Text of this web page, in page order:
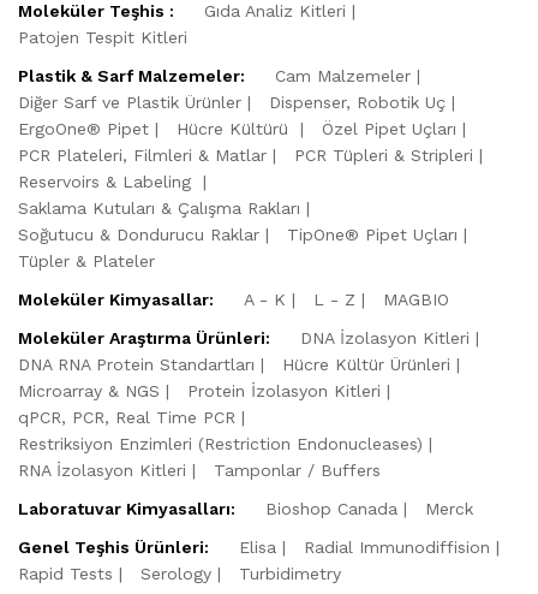
Moleküler Teşhis :
Gıda Analiz Kitleri
Patojen Tespit Kitleri
Plastik & Sarf Malzemeler:
Cam Malzemeler
Diğer Sarf ve Plastik Ürünler
Dispenser, Robotik Uç
ErgoOne® Pipet
Hücre Kültürü
Özel Pipet Uçları
PCR Plateleri, Filmleri & Matlar
PCR Tüpleri & Stripleri
Reservoirs & Labeling
Saklama Kutuları & Çalışma Rakları
Soğutucu & Dondurucu Raklar
TipOne® Pipet Uçları
Tüpler & Plateler
Moleküler Kimyasallar:
A - K L - Z
MAGBIO
Moleküler Araştırma Ürünleri:
DNA İzolasyon Kitleri
DNA RNA Protein Standartları
Hücre Kültür Ürünleri
Microarray & NGS
Protein İzolasyon Kitleri
qPCR, PCR, Real Time PCR
Restriksiyon Enzimleri (Restriction Endonucleases)
RNA İzolasyon Kitleri
Tamponlar / Buffers
Laboratuvar Kimyasalları:
Bioshop Canada
Merck
Genel Teşhis Ürünleri:
Elisa
Radial Immunodiffision
Rapid Tests
Serology Turbidimetry